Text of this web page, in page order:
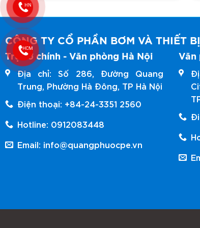
Đồng hồ đo áp suất
Van 1 chiều năm ngả
Tình năng của máy
Hoạt động tiện dụng, bảo trì bảo
Cung cấp nước theo dải áp suất
Hệ thống hoạt động với độ tin
Tiết kiệm năng lượng cho hệ
CÔNG TY CỔ PHẦN BƠM VÀ THIẾT
Trụ sở chính - Văn phòng Hà Nội
Địa chỉ: Số 286, Đường Quang
Trung, Phường Hà Đông, TP Hà Nội
Điện thoại: +84-24-3351 2560
Hotline: 0912083448
Email: info@quangphuocpe.vn
Văn